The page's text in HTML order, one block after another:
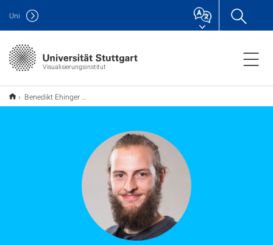
Visualisierungsinstitut
Uni
Benedikt Ehinger wird neuer Juniorprofessor für "Computational Cognitive Science" am VIS